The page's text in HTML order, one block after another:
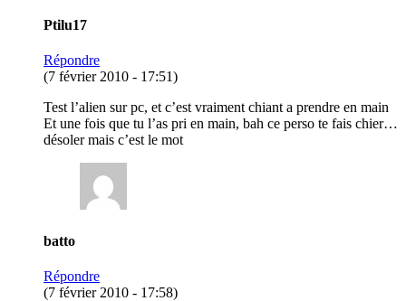
Ptilu17
Répondre
(7 février 2010 - 17:51)
Test l’alien sur pc, et c’est vraiment chiant a prendre en main
Et une fois que tu l’as pri en main, bah ce perso te fais chier…
désoler mais c’est le mot
batto
Répondre
(7 février 2010 - 17:58)